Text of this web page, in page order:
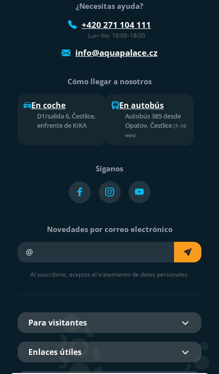
¿Necesitas ayuda?
+420 271 104 111
Lun–Vie: 10:00–18:00
info@aquapalace.cz
Cómo llegar a nosotros
En coche
D1/salida 6, Čestlice,
enfrente de KIKA
En autobús
Autobús 385 desde
Opatov, Čestlice (7–10
min)
Síganos
Novedades por correo electrónico
Al suscribirte, aceptas el tratamiento de datos personales.
Para visitantes
Enlaces útiles